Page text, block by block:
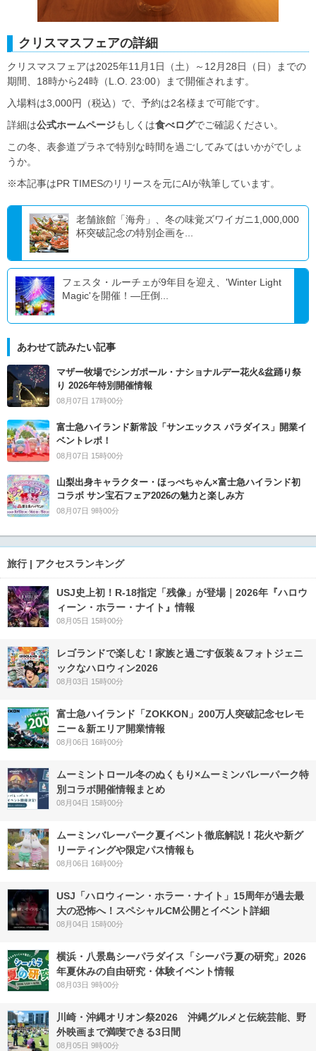
クリスマスフェアの詳細
クリスマスフェアは2025年11月1日（土）～12月28日（日）までの
期間、18時から24時（L.O. 23:00）まで開催されます。
入場料は3,000円（税込）で、予約は2名様まで可能です。
詳細は公式ホームページもしくは食べログでご確認ください。
この冬、表参道プラネで特別な時間を過ごしてみてはいかがでしょ
うか。
※本記事はPR TIMESのリリースを元にAIが執筆しています。
老舗旅館「海舟」、冬の味覚ズワイガニ1,000,000
杯突破記念の特別企画を...
フェスタ・ルーチェが9年目を迎え、'Winter Light
Magic'を開催！―圧倒...
あわせて読みたい記事
マザー牧場でシンガポール・ナショナルデー花火&盆踊り祭
り 2026年特別開催情報
08月07日 17時00分
富士急ハイランド新常設「サンエックス パラダイス」開業イ
ベントレポ！
08月07日 15時00分
山梨出身キャラクター・ほっぺちゃん×富士急ハイランド初
コラボ サン宝石フェア2026の魅力と楽しみ方
08月07日 9時00分
旅行 | アクセスランキング
USJ史上初！R-18指定「残像」が登場｜2026年『ハロウ
ィーン・ホラー・ナイト』情報
08月05日 15時00分
レゴランドで楽しむ！家族と過ごす仮装＆フォトジェニ
ックなハロウィン2026
08月03日 15時00分
富士急ハイランド「ZOKKON」200万人突破記念セレモ
ニー＆新エリア開業情報
08月06日 16時00分
ムーミントロール冬のぬくもり×ムーミンバレーパーク特
別コラボ開催情報まとめ
08月04日 15時00分
ムーミンバレーパーク夏イベント徹底解説！花火や新グ
リーティングや限定パス情報も
08月06日 16時00分
USJ「ハロウィーン・ホラー・ナイト」15周年が過去最
大の恐怖へ！スペシャルCM公開とイベント詳細
08月04日 15時00分
横浜・八景島シーパラダイス「シーパラ夏の研究」2026
年夏休みの自由研究・体験イベント情報
08月03日 9時00分
川崎・沖縄オリオン祭2026 沖縄グルメと伝統芸能、野
外映画まで満喫できる3日間
08月05日 9時00分